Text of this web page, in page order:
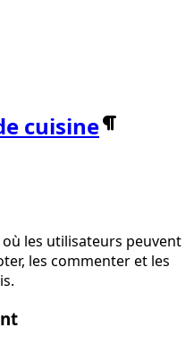
cuisine
les utilisateurs peuvent
les commenter et les